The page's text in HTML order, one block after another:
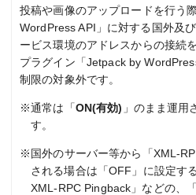
投稿や画像のアップロードを行う
WordPress API」に対する国外及
ービス環境のアドレスからの接続
プラグイン「Jetpack by
制限の対象外です。
※通常は「ON(有効) 」のまま運用
す。
※国外のサーバー等から「XML-
される場合は「OFF」に設定す
XML-RPC Pingback」などの、